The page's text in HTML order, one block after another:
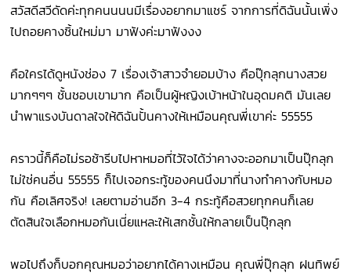
สวัสดีสวีดัดค่ะทุกคนนนนมีเรื่องอยากมาแชร์ จากการที่ดิฉันนั้นเพิ่ง
ไปถอยคางชิ้นใหม่มา มาฟังค่ะมาฟังงง
คือใครได้ดูหนังช่อง 7 เรื่องเจ้าสาวจำยอมบ้าง คือปุ๊กลุกนางสวย
มากๆๆๆ ชั้นชอบเขามาก คือเป็นผู้หญิงเบ้าหน้าในอุดมคติ มันเลย
นำพาแรงบันดาลใจให้ดิฉันปั้นคางให้เหมือนคุณพี่เขาค่ะ 55555
คราวนี้ก็คือไม่รอช้ารีบไปหาหมอที่ไว้ใจได้ว่าคางจะออกมาเป็นปุ๊กลุก
ไม่ใช่คนอื่น 55555 ก็ไปเจอกระทู้ของคนนึงมาที่นางทำคางกับหมอ
กัน คือเลิศจริง! เลยตามอ่านอีก 3-4 กระทู้คือสวยทุกคนก็เลย
ตัดสินใจเลือกหมอกันเนี่ยแหละให้เสกชั้นให้กลายเป็นปุ๊กลุก
พอไปถึงก็บอกคุณหมอว่าอยากได้คางเหมือน คุณพี่ปุ๊กลุก ฝนทิพย์